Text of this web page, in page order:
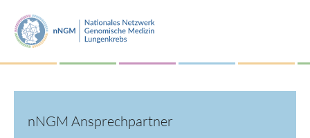
nNGM Ansprechpartner